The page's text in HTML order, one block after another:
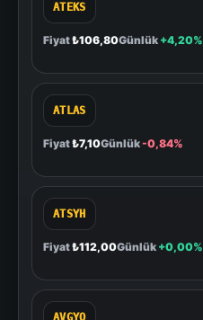
ATEKS
Fiyat₺106,80Günlük +4,20%
ATLAS
Fiyat₺7,10Günlük-0,84%
ATSYH
Fiyat₺112,00Günlük +0,00%
AVGYO